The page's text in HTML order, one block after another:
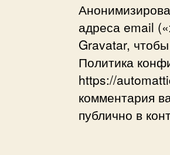
адреса email
Gravatar,
Политика
https://
комментария
публично в